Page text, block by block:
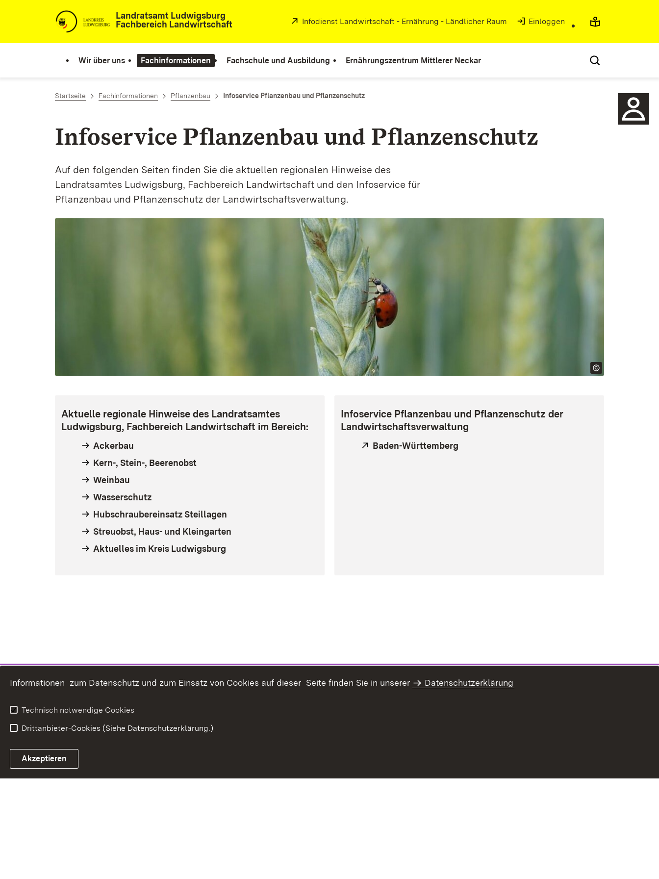
Zum Inhalt springen
Landratsamt Ludwigsburg
Fachbereich Landwirtschaft
Extern:
Infodienst Landwirtschaft - Ernährung - Ländlicher Raum (Öffnet in neuem Fenster)
Einloggen
Wir über uns Fachinformationen Fachschule und Ausbildung Ernährungszentrum Mittlerer Neckar
Startseite Fachinformationen Pflanzenbau Infoservice Pflanzenbau und Pflanzenschutz
Infoservice Pflanzenbau und Pflanzenschutz
Auf den folgenden Seiten finden Sie die aktuellen regionalen Hinweise des
Landratsamtes Ludwigsburg, Fachbereich Landwirtschaft und den Infoservice für
Pflanzenbau und Pflanzenschutz der Landwirtschaftsverwaltung.
Aktuelle regionale Hinweise des Landratsamtes
Ludwigsburg, Fachbereich Landwirtschaft im Bereich:
Ackerbau
Kern-, Stein-, Beerenobst
Weinbau
Wasserschutz
Hubschraubereinsatz Steillagen
Streuobst, Haus- und Kleingarten
Aktuelles im Kreis Ludwigsburg
Infoservice Pflanzenbau und Pflanzenschutz der
Landwirtschaftsverwaltung
Extern:
Baden-Württemberg
Informationen zum Datenschutz und zum Einsatz von Cookies auf dieser Seite finden Sie in unserer Datenschutzerklärung
Technisch notwendige Cookies
Drittanbieter-Cookies (Siehe Datenschutzerklärung.)
Akzeptieren